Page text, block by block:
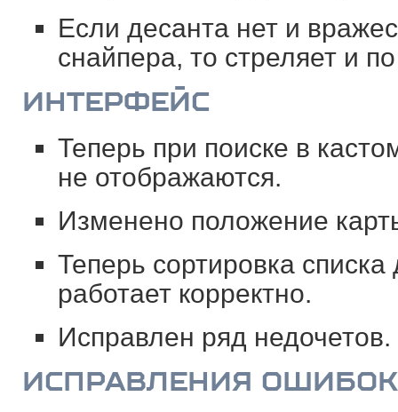
Если десанта нет и
снайпера, то стреляет и
ИНТЕРФЕЙС
Теперь при поиске в
не отображаются.
Изменено положение
Теперь сортировка
работает корректно.
Исправлен ряд недочетов.
ИСПРАВЛЕНИЯ ОШИБОК